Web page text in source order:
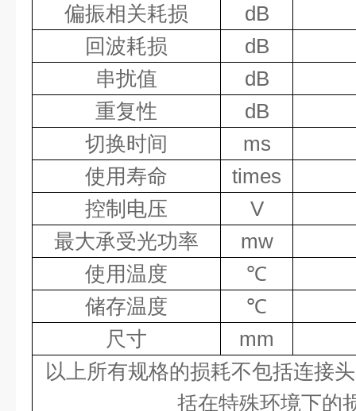
偏振相关耗损
dB
回波耗损
dB
串扰值
dB
重复性
dB
切换时间
ms
使用寿命
times
控制电压
V
最大承受光功率
mw
使用温度
℃
储存温度
℃
尺寸
mm
以上所有规格的损耗不包括连接
括在特殊环境下的